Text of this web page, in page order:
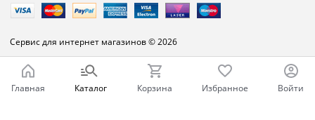
Сервис для интернет магазинов© 2026
Главная Каталог Корзина Избранное Войти